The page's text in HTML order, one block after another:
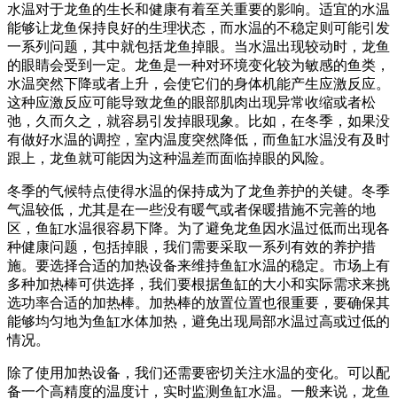
水温对于龙鱼的生长和健康有着至关重要的影响。适宜的水温
能够让龙鱼保持良好的生理状态，而水温的不稳定则可能引发
一系列问题，其中就包括龙鱼掉眼。当水温出现较动时，龙鱼
的眼睛会受到一定。龙鱼是一种对环境变化较为敏感的鱼类，
水温突然下降或者上升，会使它们的身体机能产生应激反应。
这种应激反应可能导致龙鱼的眼部肌肉出现异常收缩或者松
弛，久而久之，就容易引发掉眼现象。比如，在冬季，如果没
有做好水温的调控，室内温度突然降低，而鱼缸水温没有及时
跟上，龙鱼就可能因为这种温差而面临掉眼的风险。
冬季的气候特点使得水温的保持成为了龙鱼养护的关键。冬季
气温较低，尤其是在一些没有暖气或者保暖措施不完善的地
区，鱼缸水温很容易下降。为了避免龙鱼因水温过低而出现各
种健康问题，包括掉眼，我们需要采取一系列有效的养护措
施。要选择合适的加热设备来维持鱼缸水温的稳定。市场上有
多种加热棒可供选择，我们要根据鱼缸的大小和实际需求来挑
选功率合适的加热棒。加热棒的放置位置也很重要，要确保其
能够均匀地为鱼缸水体加热，避免出现局部水温过高或过低的
情况。
除了使用加热设备，我们还需要密切关注水温的变化。可以配
备一个高精度的温度计，实时监测鱼缸水温。一般来说，龙鱼